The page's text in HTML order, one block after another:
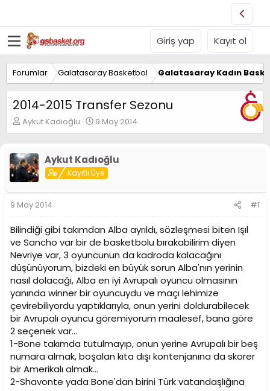
Giriş yap Kayıt ol
Forumlar Galatasaray Basketbol Galatasaray Kadın
2014-2015 Transfer Sezonu
K
o
u
y
u
B
a
ş
l
a
t
a
n
Aykut Kadıoğlu
B
a
a
n
ı
t
a
r
i
h
i
9 May 2014
Aykut Kadıoğlu
Kayıtlı Üye
9 May 2014 #1
Bilindiği gibi takımdan Alba ayrıldı, sözleşmesi biten Işıl
ve Sancho var bir de basketbolu bırakabilirim diyen
Nevriye var, 3 oyuncunun da kadroda kalacağını
düşünüyorum, bizdeki en büyük sorun Alba'nın yerinin
nasıl dolacağı, Alba en iyi Avrupalı oyuncu olmasının
yanında winner bir oyuncuydu ve maçı lehimize
çevirebiliyordu yaptıklarıyla, onun yerini doldurabilecek
bir Avrupalı oyuncu göremiyorum maalesef, bana göre
2 seçenek var...
1-Bone takımda tutulmayıp, onun yerine Avrupalı bir beş
numara almak, boşalan kıta dışı kontenjanına da skorer
bir Amerikalı almak...
2-Shavonte yada Bone'dan birini Türk vatandaşlığına